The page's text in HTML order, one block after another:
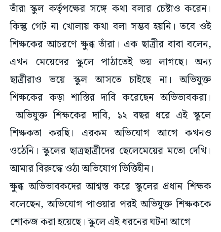
তাঁরা স্কুল কর্তৃপক্ষের সঙ্গে কথা বলার চেষ্টাও করেন।
কিন্তু গেট না খোলায় কথা বলা সম্ভব হয়নি। তবে ওই
শিক্ষকের আচরণে ক্ষুব্ধ তাঁরা। এক ছাত্রীর বাবা বলেন,
এখন মেয়েদের স্কুলে পাঠাতেই ভয় লাগছে। অন্য
ছাত্রীরাও ভয়ে স্কুল আসতে চাইছে না। অভিযুক্ত
শিক্ষকের কড়া শাস্তির দাবি করেছেন অভিভাবকরা।
অভিযুক্ত শিক্ষকের দাবি, ১২ বছর ধরে এই স্কুলে
শিক্ষকতা করছি। এরকম অভিযোগ আগে কখনও
ওঠেনি। স্কুলের ছাত্রছাত্রীদের ছেলেমেয়ের মতো দেখি।
আমার বিরুদ্ধে ওঠা অভিযোগ ভিত্তিহীন।
ক্ষুব্ধ অভিভাবকদের আশ্বস্ত করে স্কুলের প্রধান শিক্ষক
বলেছেন, অভিযোগ পাওয়ার পরই অভিযুক্ত শিক্ষককে
শোকজ করা হয়েছে। স্কুলে এই ধরনের ঘটনা আগে